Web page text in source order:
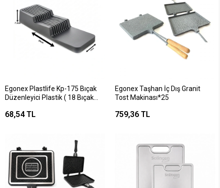
Egonex Plastlife Kp-175 Bıçak
Düzenleyici Plastik ( 18 Bıçak
68,54 TL
Egonex Taşhan İç Dış Granit
Tost Makinası*25
759,36 TL